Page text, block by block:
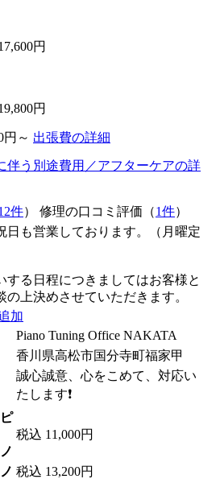
円
円
円～ 出張費の詳細
伴う別途費用／アフターケアの詳
件） 修理の口コミ評価（1件）
日も営業しております。（月曜定
する日程につきましてはお客様と
の上決めさせていただきます。
加
Piano Tuning Office NAKATA
香川県高松市国分寺町福家甲
誠心誠意、心をこめて、対応い
たします❗️
税込 11,000円
税込 13,200円